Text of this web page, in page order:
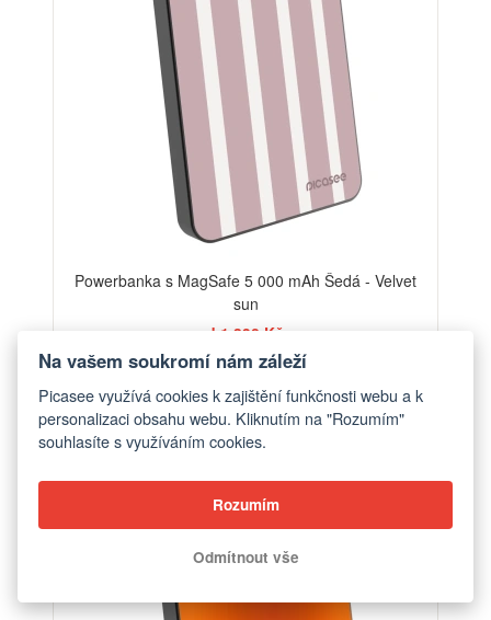
Powerbanka s MagSafe 5 000 mAh Šedá - Velvet
sun
od 1 390 Kč
Na vašem soukromí nám záleží
Picasee využívá cookies k zajištění funkčnosti webu a k
personalizaci obsahu webu. Kliknutím na "Rozumím"
souhlasíte s využíváním cookies.
Rozumím
Odmítnout vše